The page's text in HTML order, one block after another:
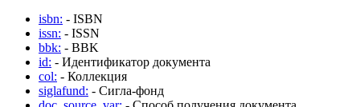
isbn: - ISBN
issn: - ISSN
bbk: - BBK
id: - Идентификатор документа
col: - Коллекция
siglafund: - Сигла-фонд